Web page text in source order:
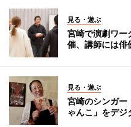
見る・遊ぶ
宮崎で演劇ワ
催、講師には俳
見る・遊ぶ
宮崎のシンガー
ゃんこ」をデジ